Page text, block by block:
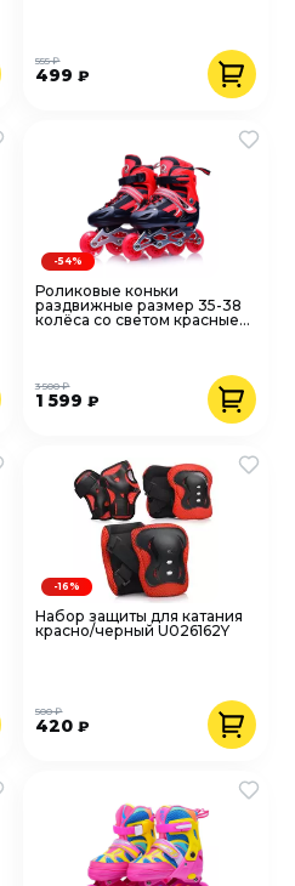
499₽
555 ₽
Роликовые коньки
раздвижные размер 35-38
колёса со светом красные
1 599₽
3 500 ₽
-54%
Набор защиты для катания
красно/черный U026162Y
420₽
500 ₽
-16%